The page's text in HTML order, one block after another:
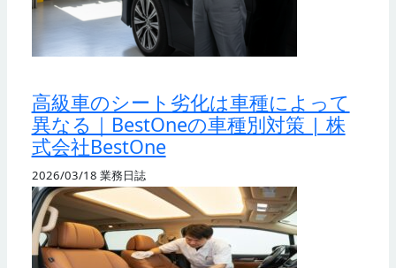
高級車のシート劣化は車種によって
異なる｜BestOneの車種別対策 | 株
式会社BestOne
2026/03/18 業務日誌